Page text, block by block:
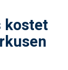
kostet